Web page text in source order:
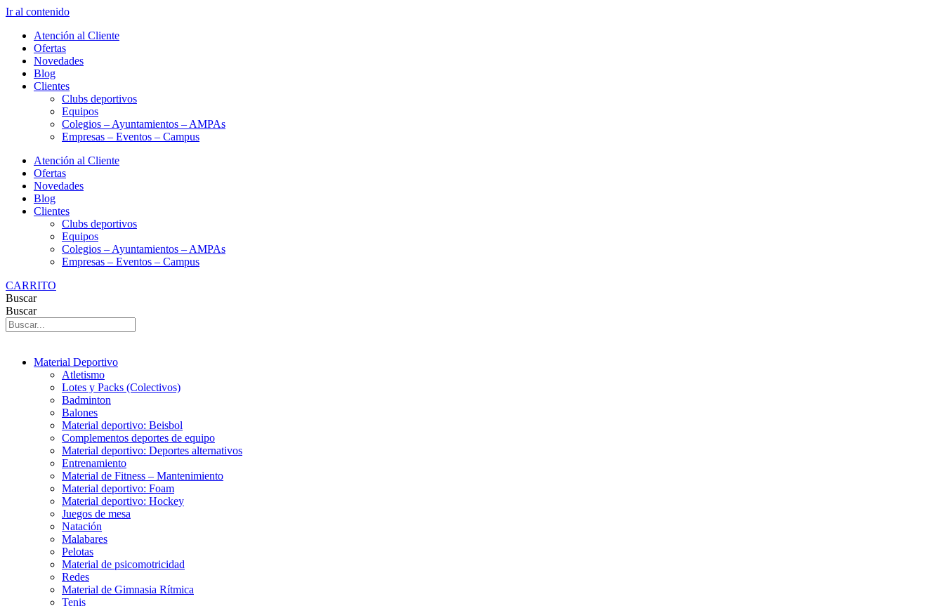
Ir al contenido
Atención al Cliente
Ofertas
Novedades
Blog
Clientes
Clubs deportivos
Equipos
Colegios – Ayuntamientos – AMPAs
Empresas – Eventos – Campus
Atención al Cliente
Ofertas
Novedades
Blog
Clientes
Clubs deportivos
Equipos
Colegios – Ayuntamientos – AMPAs
Empresas – Eventos – Campus
CARRITO
Buscar
Buscar
Material Deportivo
Atletismo
Lotes y Packs (Colectivos)
Badminton
Balones
Material deportivo: Beisbol
Complementos deportes de equipo
Material deportivo: Deportes alternativos
Entrenamiento
Material de Fitness – Mantenimiento
Material deportivo: Foam
Material deportivo: Hockey
Juegos de mesa
Natación
Malabares
Pelotas
Material de psicomotricidad
Redes
Material de Gimnasia Rítmica
Tenis